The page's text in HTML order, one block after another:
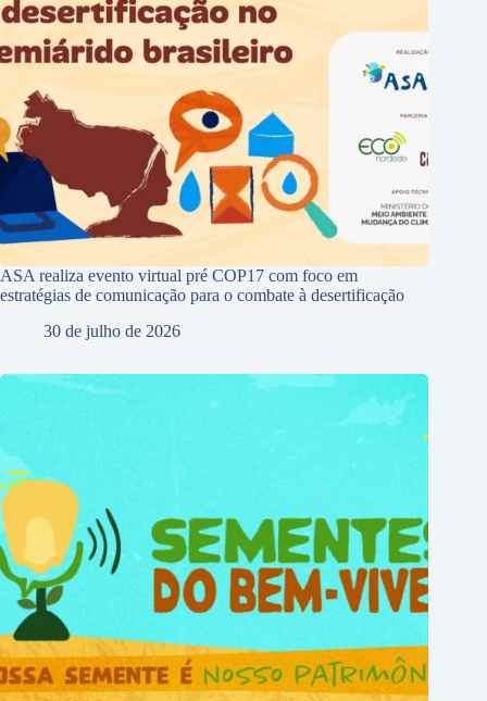
ASA realiza evento virtual pré COP17 com foco em
estratégias de comunicação para o combate à desertificação
30 de julho de 2026